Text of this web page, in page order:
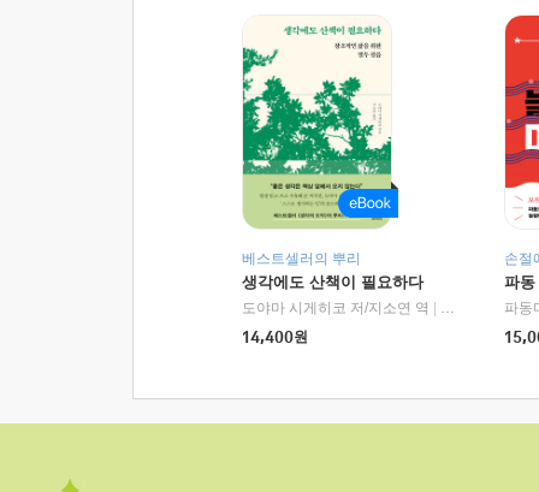
베스트셀러의 뿌리
생각에도 산책이 필요하다
도야마 시게히코 저/지소연 역
알에이치코리
14,400원
손절
파동
파동